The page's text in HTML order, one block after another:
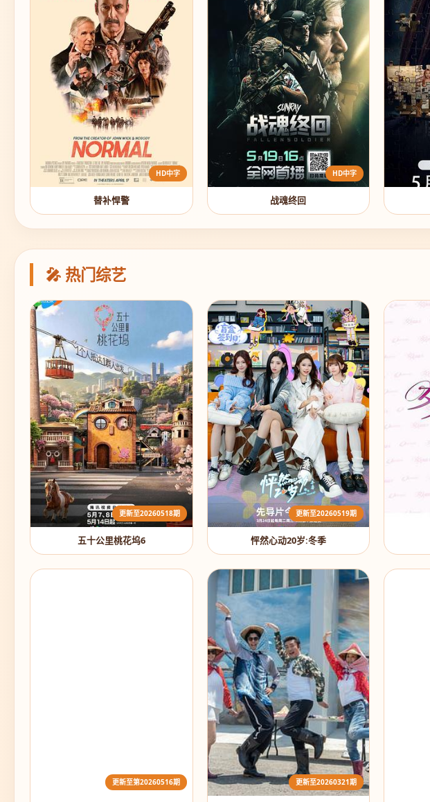
HD中字
替补悍警
HD中字
战魂终回
🎤 热门综艺
更新至20260518期
五十公里桃花坞6
更新至20260519期
怦然心动20岁:冬季
更新至第20260516期 更新至20260321期